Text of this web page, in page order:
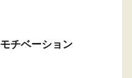
モチベーション